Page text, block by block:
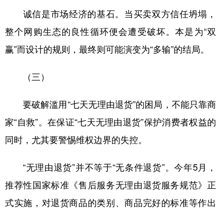
诚信是市场经济的基石。当买卖双方信任坍塌，
整个网购生态的良性循环便会遭受破坏。本是为“双
赢”而设计的规则，最终则可能演变为“多输”的结局。
（三）
要破解滥用“七天无理由退货”的困局，不能只靠商
家“自救”。在保证“七天无理由退货”保护消费者权益的
同时，尤其要警惕维权边界的失控。
“无理由退货”并不等于“无条件退货”。今年5月，
推荐性国家标准《售后服务无理由退货服务规范》正
式实施，对退货商品的类别、商品完好的标准等作出